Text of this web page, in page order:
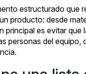
estructurado que
producto: desde
principal es evitar
personas del